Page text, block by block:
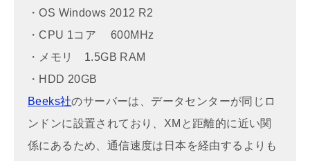
・OS Windows 2012 R2
・CPU 1コア 600MHz
・メモリ 1.5GB RAM
・HDD 20GB
Beeks社のサーバーは、データセンターが同じロ
ンドンに設置されており、XMと距離的に近い関
係にあるため、通信速度は日本を経由するよりも